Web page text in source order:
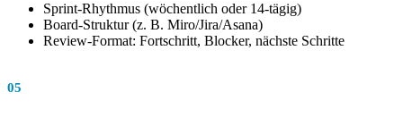
Sprint-Rhythmus (wöchentlich oder 14-tägig)
Board-Struktur (z. B. Miro/Jira/Asana)
Review-Format: Fortschritt, Blocker, nächste Schritte
05